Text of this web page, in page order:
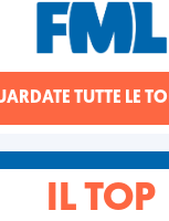
TUTTE LE
IL TOP